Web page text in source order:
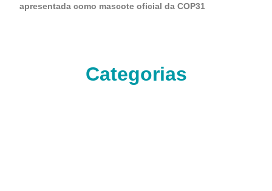
apresentada como mascote oficial da COP31
Categorias